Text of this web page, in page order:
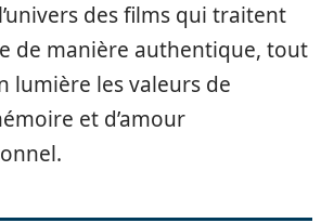
des films qui traitent
de manière authentique, tout
lumière les valeurs de
et d’amour